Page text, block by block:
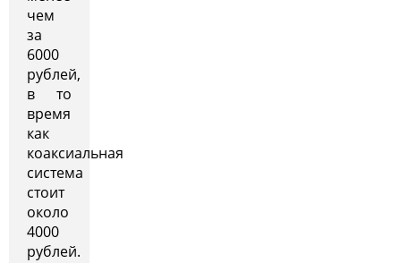
чем
за
6000
рублей,
в то
время
как
коаксиальная
система
стоит
около
4000
рублей.